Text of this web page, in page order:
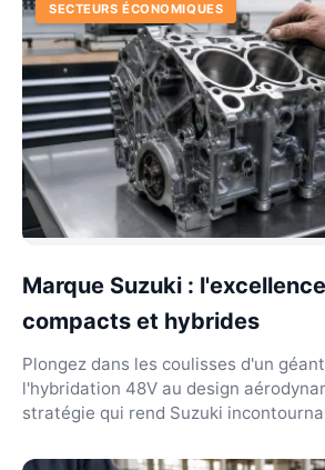
SECTEURS ÉCONOMIQUES
Marque Suzuki :
compacts et hybrides
Plongez dans les coulisses d'un
l'hybridation 48V au design
stratégie qui rend Suzuki